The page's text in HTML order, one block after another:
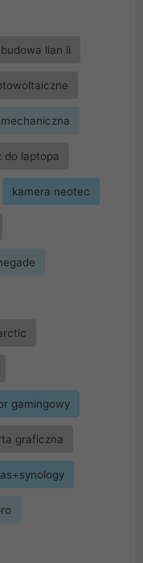
lian li
do laptopa
kamera neotec
gamingowy
graficzna